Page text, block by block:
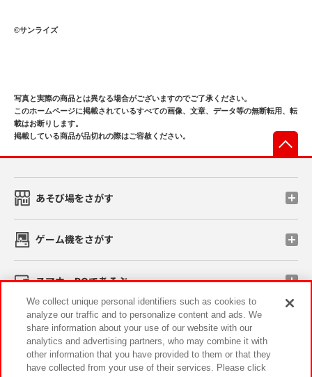
©サンライズ
写真と実際の商品とは異なる場合がございますのでご了承ください。
このホームページに掲載されているすべての画像、文章、データ等の無断転用、転
載はお断りします。
掲載している商品が品切れの際はご容赦ください。
あそび場をさがす
ゲーム機をさがす
スマホ・PCであそぶ
イベント・キャンペーン
We collect unique personal identifiers such as cookies to
analyze our traffic and to personalize content and ads. We
share information about your use of our website with our
analytics and advertising partners, who may combine it with
other information that you have provided to them or that they
have collected from your use of their services. Please click